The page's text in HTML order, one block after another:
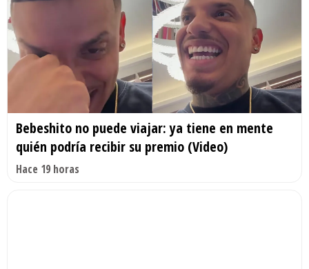
Bebeshito no puede viajar: ya tiene en mente
quién podría recibir su premio (Video)
Hace 19 horas